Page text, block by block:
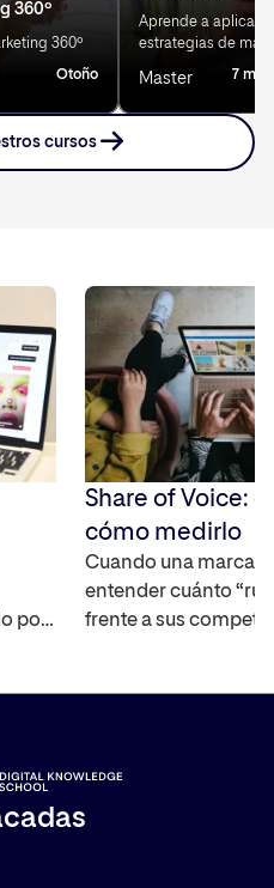
360º
360º
Otoño
Aprende a aplicar
estrategias de
Master 7
cursos
por
y
de
Share of Voice:
cómo medirlo
Cuando una marca
entender cuánto
frente a sus